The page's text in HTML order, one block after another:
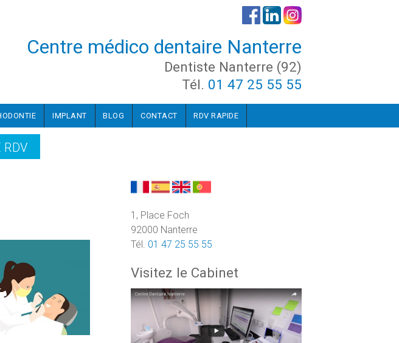
Centre médico dentaire Nanterre
Dentiste Nanterre (92)
Tél. 01 47 25 55 55
IMPLANT BLOG CONTACT RDV RAPIDE
RDV
1, Place Foch
92000 Nanterre
Tél. 01 47 25 55 55
Visitez le Cabinet